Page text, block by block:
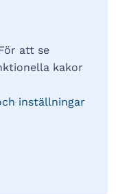
att se
kakor
inställningar